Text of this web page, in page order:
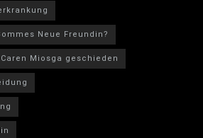
Neue Freundin?
Caren Miosga geschieden